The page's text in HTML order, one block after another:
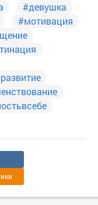
#девушка
#мотивация